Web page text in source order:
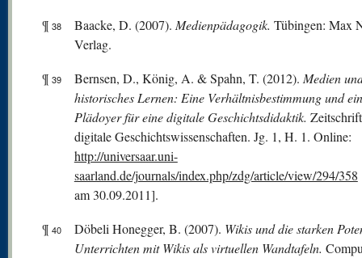
¶ 38 Baacke, D. (2007). Medienpädagogik. Tübingen: Max
Verlag.
¶ 39 Bernsen, D., König, A. & Spahn, T. (2012). Medien
historisches Lernen: Eine Verhältnisbestimmung und ein
Plädoyer für eine digitale Geschichtsdidaktik.
digitale Geschichtswissenschaften. Jg. 1, H. 1. Online:
http://universaar.uni-
saarland.de/journals/index.php/zdg/article/view/294/358
am 30.09.2011].
¶ 40 Döbeli Honegger, B. (2007). Wikis und die starken
Unterrichten mit Wikis als virtuellen Wandtafeln.